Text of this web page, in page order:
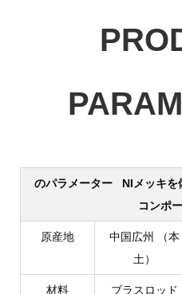
のパラメーター
NIメッキを
コンポ
原産地
中国広州 （本
土）
材料
ブラスロッド